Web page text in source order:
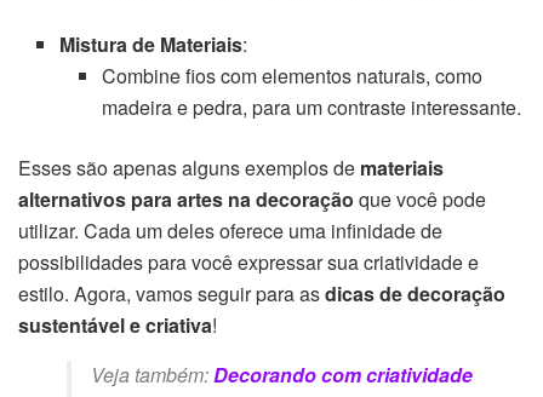
Mistura de Materiais:
Combine fios com elementos naturais, como
madeira e pedra, para um contraste interessante.
Esses são apenas alguns exemplos de materiais
alternativos para artes na decoração que você pode
utilizar. Cada um deles oferece uma infinidade de
possibilidades para você expressar sua criatividade e
estilo. Agora, vamos seguir para asdicas de decoração
sustentável e criativa!
Veja também:Decorando com criatividade